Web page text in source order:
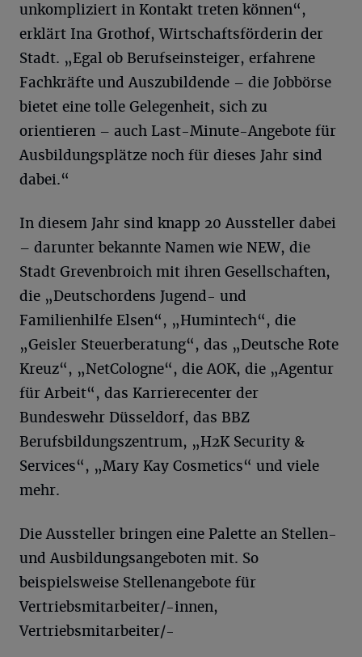
unkompliziert in Kontakt treten können“,
erklärt Ina Grothof, Wirtschaftsförderin der
Stadt. „Egal ob Berufseinsteiger, erfahrene
Fachkräfte und Auszubildende – die Jobbörse
bietet eine tolle Gelegenheit, sich zu
orientieren – auch Last-Minute-Angebote für
Ausbildungsplätze noch für dieses Jahr sind
dabei.“
In diesem Jahr sind knapp 20 Aussteller dabei
– darunter bekannte Namen wie NEW, die
Stadt Grevenbroich mit ihren Gesellschaften,
die „Deutschordens Jugend- und
Familienhilfe Elsen“, „Humintech“, die
„Geisler Steuerberatung“, das „Deutsche Rote
Kreuz“, „NetCologne“, die AOK, die „Agentur
für Arbeit“, das Karrierecenter der
Bundeswehr Düsseldorf, das BBZ
Berufsbildungszentrum, „H2K Security &
Services“, „Mary Kay Cosmetics“ und viele
mehr.
Die Aussteller bringen eine Palette an Stellen-
und Ausbildungsangeboten mit. So
beispielsweise Stellenangebote für
Vertriebsmitarbeiter/-innen,
Vertriebsmitarbeiter/-